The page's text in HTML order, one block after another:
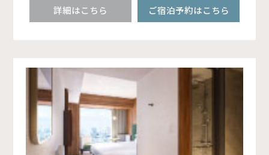
詳細はこちら ご宿泊予約はこちら